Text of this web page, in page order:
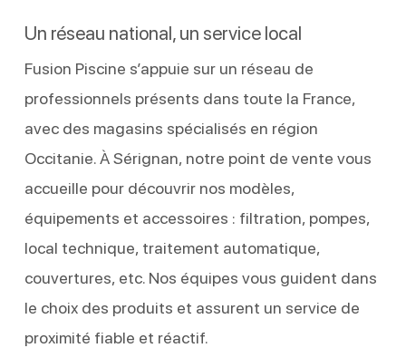
Un réseau national, un service local
Fusion Piscine s’appuie sur un réseau de
professionnels présents dans toute la France,
avec des magasins spécialisés en région
Occitanie. À Sérignan, notre point de vente vous
accueille pour découvrir nos modèles,
équipements et accessoires : filtration, pompes,
local technique, traitement automatique,
couvertures, etc. Nos équipes vous guident dans
le choix des produits et assurent un service de
proximité fiable et réactif.